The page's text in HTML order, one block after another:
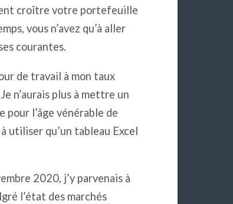
croître votre portefeuille
vous n’avez qu’à aller
courantes.
de travail à mon taux
n’aurais plus à mettre un
l’âge vénérable de
utiliser qu’un tableau Excel
2020, j’y parvenais à
l’état des marchés